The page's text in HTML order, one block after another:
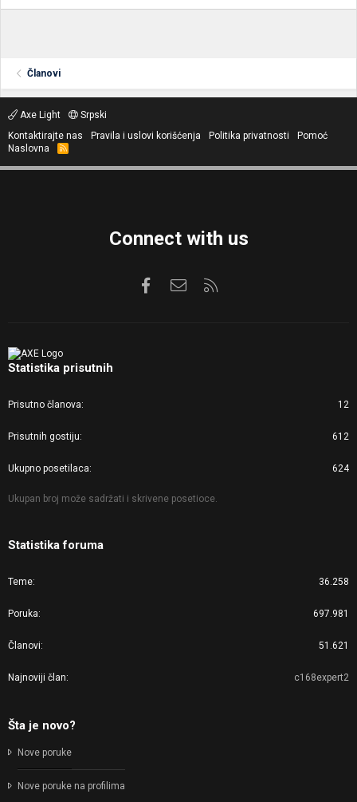
Članovi
Axe Light
Srpski
Kontaktirajte nas
Pravila i uslovi korišćenja Politika privatnosti
Pomoć
Naslovna
R
S
Connect with us
FacebookKontaktirajte nas
Statistika prisutnih
Prisutno članova 12
Prisutnih gostiju 612
Ukupno posetilaca 624
Ukupan broj može sadržati i skrivene posetioce.
Statistika foruma
Teme 36.258
Poruka 697.981
Članovi 51.621
Najnoviji član c168expert2
Šta je novo?
Nove poruke
Nove poruke na profilima